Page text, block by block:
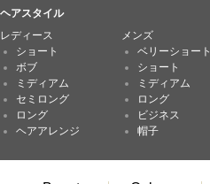
ヘアスタイル
レディース
ショート
ボブ
ミディアム
セミロング
ロング
ヘアアレンジ
メンズ
ベリーショート
ショート
ミディアム
ロング
ビジネス
帽子